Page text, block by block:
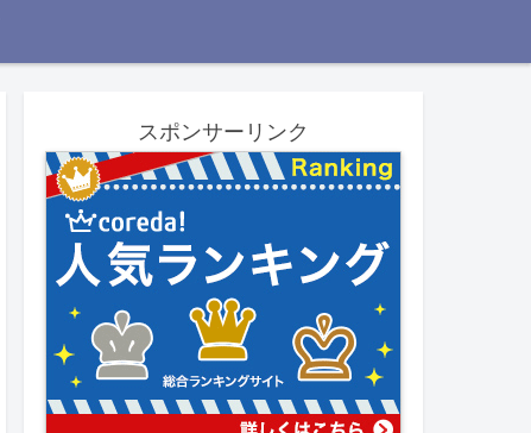
スポンサーリンク